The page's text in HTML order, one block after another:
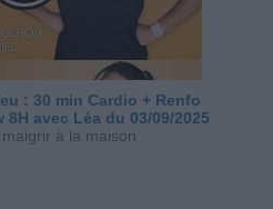
: 30 min Cardio + Renfo
8H avec Léa du 03/09/2025
à la maison